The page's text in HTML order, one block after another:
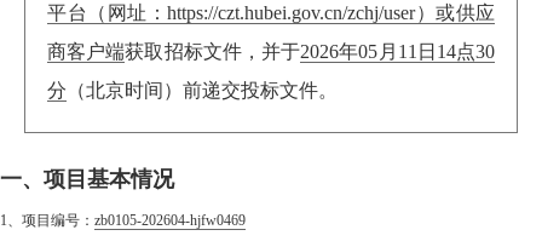
平台（网址：https://czt.hubei.gov.cn/zchj/user）或供应
商客户端获取招标文件，并于2026年05月11日14点30
分 （北京时间）前递交投标文件。
一、项目基本情况
1、项目编号： zb0105-202604-hjfw0469